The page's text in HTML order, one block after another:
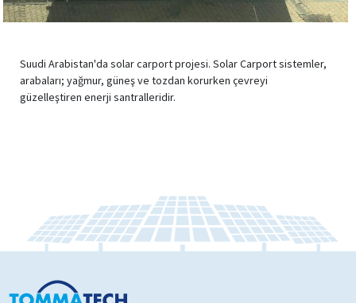
Suudi Arabistan'da solar carport projesi. Solar Carport sistemler,
arabaları; yağmur, güneş ve tozdan korurken çevreyi
güzelleştiren enerji santralleridir.